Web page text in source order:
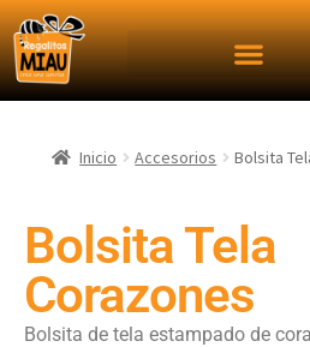
Inicio Accesorios Bolsita
Bolsita Tela
Corazones
Bolsita de tela estampado de